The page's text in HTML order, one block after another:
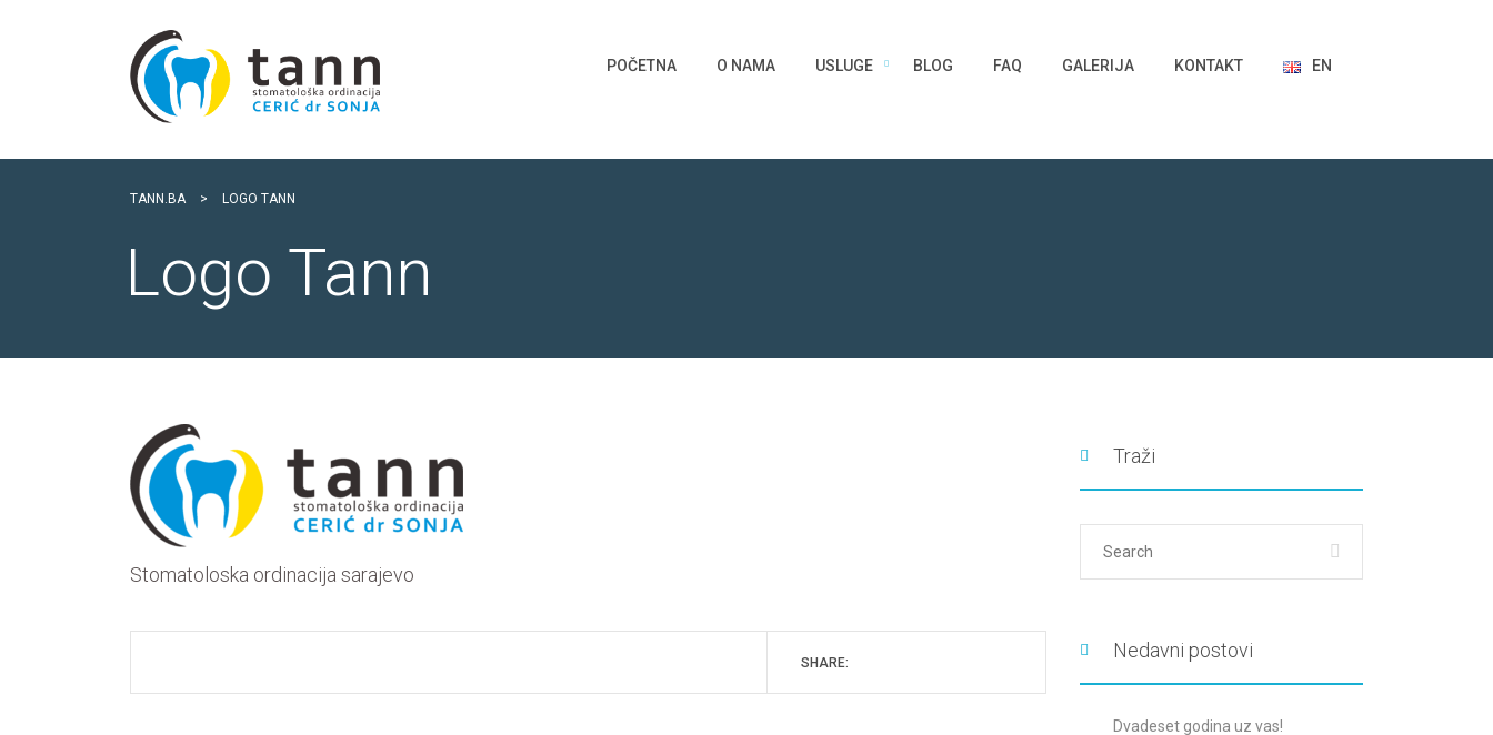
POČETNA O NAMA USLUGE BLOG FAQ GALERIJA KONTAKT EN
TANN.BA > LOGO TANN
Logo Tann
Stomatoloska ordinacija sarajevo
SHARE:
Traži
Nedavni postovi
Dvadeset godina uz vas!